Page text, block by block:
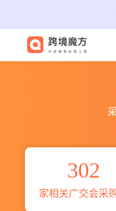
302
家相关广交会采